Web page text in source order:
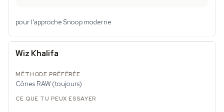
pour l'approche Snoop moderne
Wiz Khalifa
Cônes RAW (toujours)